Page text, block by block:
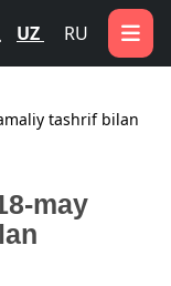
UZ RU
tashrif bilan
may